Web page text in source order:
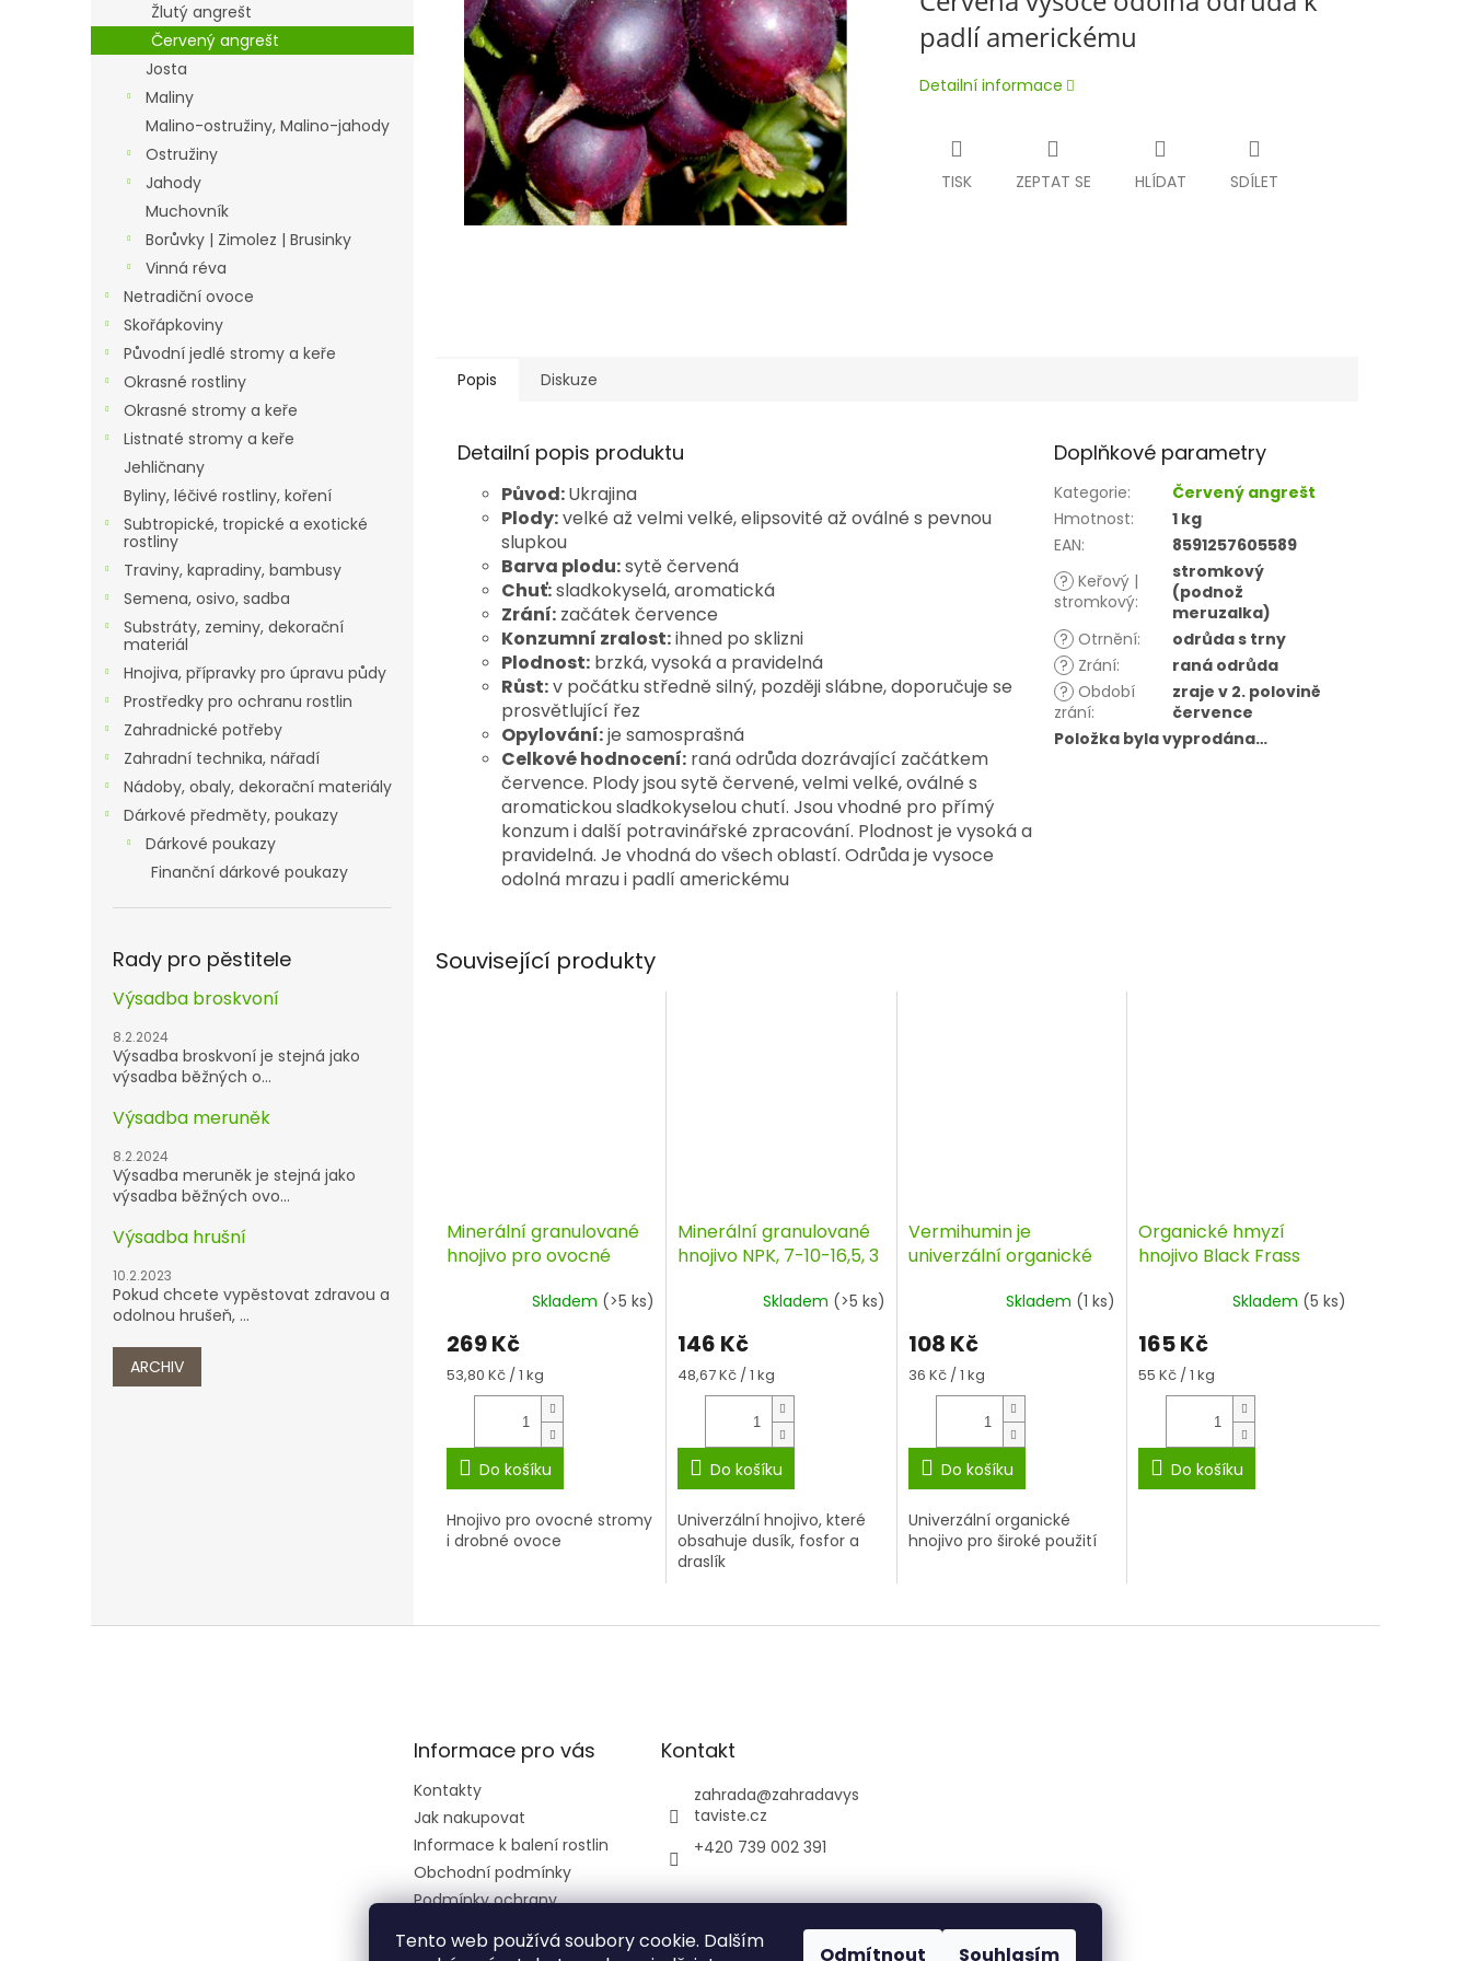
Tento web používá soubory cookie. Dalším
Odmítnout Souhlasím
n
e
Žlutý angrešt
Červený angrešt
Josta
Maliny
Malino-ostružiny, Malino-jahody
Ostružiny
Jahody
Muchovník
Borůvky | Zimolez | Brusinky
Vinná réva
Netradiční ovoce
Skořápkoviny
Původní jedlé stromy a keře
Okrasné rostliny
Okrasné stromy a keře
Listnaté stromy a keře
Jehličnany
Byliny, léčivé rostliny, koření
Subtropické, tropické a exotické
rostliny
Traviny, kapradiny, bambusy
Semena, osivo, sadba
Substráty, zeminy, dekorační
materiál
Hnojiva, přípravky pro úpravu půdy
Prostředky pro ochranu rostlin
Zahradnické potřeby
Zahradní technika, nářadí
Nádoby, obaly, dekorační materiály
Dárkové předměty, poukazy
Dárkové poukazy
Finanční dárkové poukazy
Rady pro pěstitele
Výsadba broskvoní
8.2.2024
Výsadba broskvoní je stejná jako
výsadba běžných o...
Výsadba meruněk
8.2.2024
Výsadba meruněk je stejná jako
výsadba běžných ovo...
Výsadba hrušní
10.2.2023
Pokud chcete vypěstovat zdravou a
odolnou hrušeň, ...
ARCHIV
padlí americkému
Detailní informace
TISK ZEPTAT SE HLÍDAT SDÍLET
Popis Diskuze
Detailní popis produktu
Původ:Ukrajina
Plody:velké až velmi velké, elipsovité až oválné s pevnou
slupkou
Barva plodu:sytě červená
Chuť:sladkokyselá, aromatická
Zrání: začátek července
Konzumní zralost:ihned po sklizni
Plodnost: brzká, vysoká a pravidelná
Růst:v počátku středně silný, později slábne, doporučuje se
prosvětlující řez
Opylování:je samosprašná
Celkové hodnocení: raná odrůda dozrávající začátkem
července. Plody jsou sytě červené, velmi velké, oválné s
aromatickou sladkokyselou chutí. Jsou vhodné pro přímý
konzum i další potravinářské zpracování. Plodnost je vysoká a
pravidelná. Je vhodná do všech oblastí. Odrůda je vysoce
odolná mrazu i padlí americkému
Doplňkové parametry
Kategorie:
Červený angrešt
Hmotnost:
1 kg
EAN:
8591257605589
? Keřový |
stromkový:
stromkový
(podnož
meruzalka)
? Otrnění:
odrůda s trny
? Zrání:
raná odrůda
? Období
zrání:
zraje v 2. polovině
července
Položka byla vyprodána…
Související produkty
Minerální granulované
hnojivo pro ovocné
5 kg, AGROSkladem (>5 ks)
269 Kč
Měrná
cena:
53,80 Kč / 1 kg
Do košíku
Hnojivo pro ovocné stromy
i drobné ovoce
Minerální granulované
hnojivo NPK, 7-10-16,5, 3
Skladem (>5 ks)
146 Kč
Měrná
cena:
48,67 Kč / 1 kg
Do košíku
Univerzální hnojivo, které
obsahuje dusík, fosfor a
draslík
Vermihumin je
univerzální organické
Skladem (1 ks)
108 Kč
Měrná
cena:
36 Kč / 1 kg
Do košíku
Univerzální organické
hnojivo pro široké použití
Organické hmyzí
hnojivo Black Frass
Skladem (5 ks)
165 Kč
Měrná
cena:
55 Kč / 1 kg
Do košíku
Informace pro vás
Kontakty
Jak nakupovat
Informace k balení rostlin
Obchodní podmínky
Podmínky ochrany
Ústřední kontrolní a
Kontakt
zahrada@zahradavys
taviste.cz
+420 739 002 391